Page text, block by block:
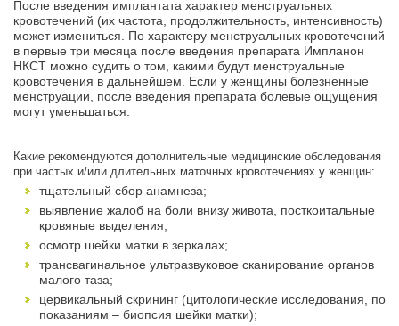
После введения имплантата характер менструальных
кровотечений (их частота, продолжительность, интенсивность)
может измениться. По характеру менструальных кровотечений
в первые три месяца после введения препарата Импланон
НКСТ можно судить о том, какими будут менструальные
кровотечения в дальнейшем. Если у женщины болезненные
менструации, после введения препарата болевые ощущения
могут уменьшаться.
Какие рекомендуются дополнительные медицинские обследования
при частых и/или длительных маточных кровотечениях у женщин:
тщательный сбор анамнеза;
выявление жалоб на боли внизу живота, посткоитальные
кровяные выделения;
осмотр шейки матки в зеркалах;
трансвагинальное ультразвуковое сканирование органов
малого таза;
цервикальный скрининг (цитологические исследования, по
показаниям – биопсия шейки матки);